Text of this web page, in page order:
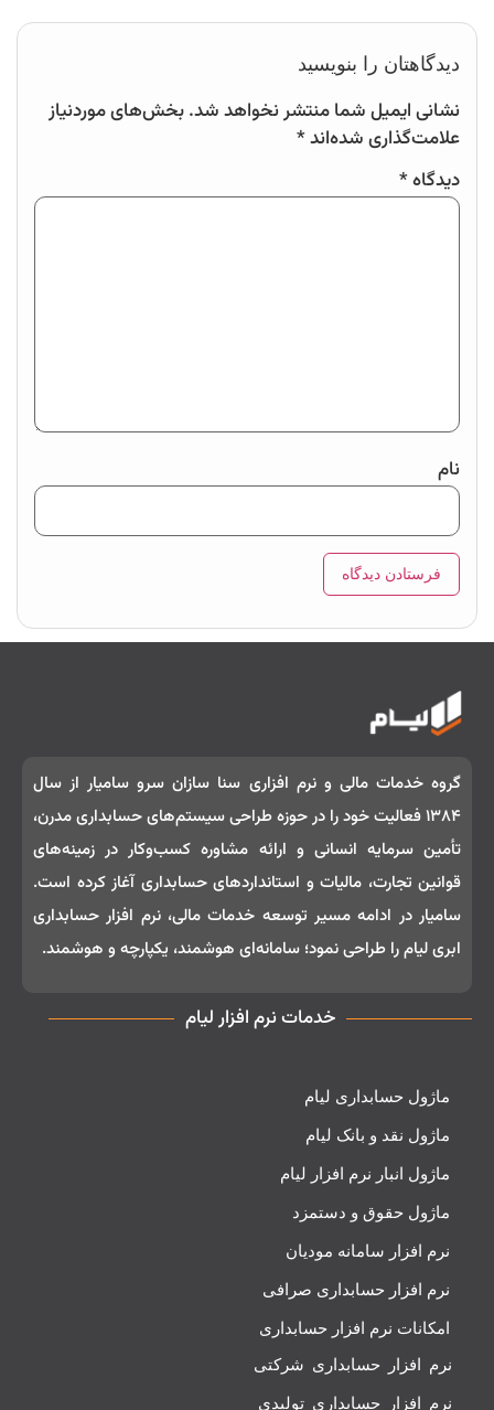
دیدگاهتان را بنویسید
نشانی ایمیل شما منتشر نخواهد شد.بخش‌های موردنیاز
علامت‌گذاری شده‌اند*
دیدگاه*
نام
گروه خدمات مالی و نرم‌ افزاری سنا سازان سرو سامیار از سال
۱۳۸۴ فعالیت خود را در حوزه طراحی سیستم‌های حسابداری مدرن،
تأمین سرمایه انسانی و ارائه مشاوره کسب‌وکار در زمینه‌های
قوانین تجارت، مالیات و استانداردهای حسابداری آغاز کرده است.
سامیار در ادامه مسیر توسعه خدمات مالی، نرم‌ افزار حسابداری
ابری لیام را طراحی نمود؛ سامانه‌ای هوشمند، یکپارچه و هوشمند.
خدمات نرم افزار لیام
ماژول حسابداری لیام
ماژول نقد و بانک لیام
ماژول انبار نرم افزار لیام
ماژول حقوق و دستمزد
نرم افزار سامانه مودیان
نرم افزار حسابداری صرافی
امکانات نرم افزار حسابداری
نرم افزار حسابداری شرکتی
نرم افزار حسابداری تولیدی